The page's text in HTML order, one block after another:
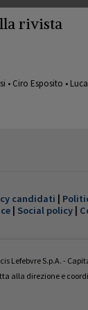
rivista
• Ciro Esposito • Luca
candidati |
| Social policy|
S.p.A. -
alla direzione e